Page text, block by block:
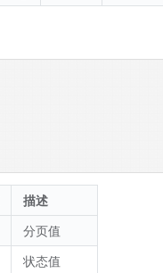
描述
分页值
状态值